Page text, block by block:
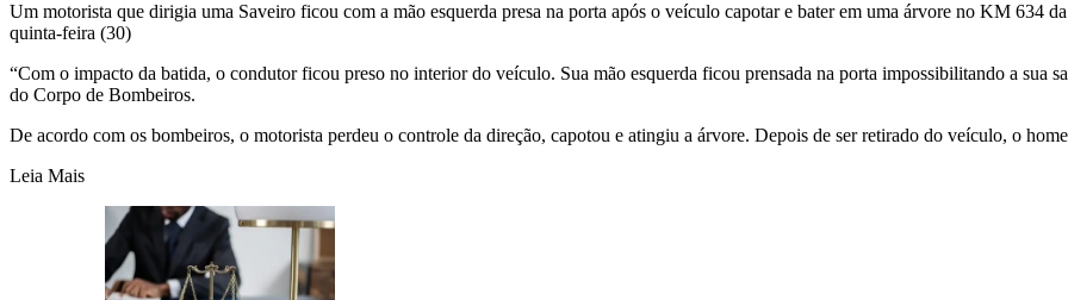
Um motorista que dirigia uma Saveiro ficou com a mão esquerda presa na porta após o veículo capotar e bater em uma árvore no KM 634
quinta-feira (30)
“Com o impacto da batida, o condutor ficou preso no interior do veículo. Sua mão esquerda ficou prensada na porta impossibilitando a sua
do Corpo de Bombeiros.
De acordo com os bombeiros, o motorista perdeu o controle da direção, capotou e atingiu a árvore. Depois de ser retirado do veículo, o
Leia Mais